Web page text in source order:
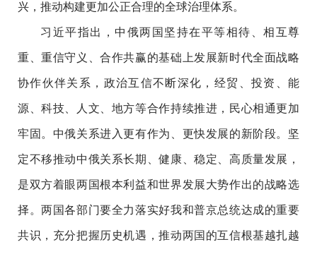
兴，推动构建更加公正合理的全球治理体系。
习近平指出，中俄两国坚持在平等相待、相互尊
重、重信守义、合作共赢的基础上发展新时代全面战略
协作伙伴关系，政治互信不断深化，经贸、投资、能
源、科技、人文、地方等合作持续推进，民心相通更加
牢固。中俄关系进入更有作为、更快发展的新阶段。坚
定不移推动中俄关系长期、健康、稳定、高质量发展，
是双方着眼两国根本利益和世界发展大势作出的战略选
择。两国各部门要全力落实好我和普京总统达成的重要
共识，充分把握历史机遇，推动两国的互信根基越扎越